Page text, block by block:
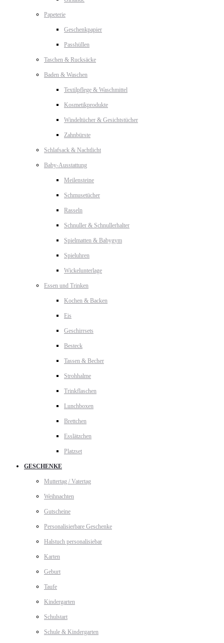
Papeterie
Geschenkpapier
Passhüllen
Taschen & Rucksäcke
Baden & Waschen
Textilpflege & Waschmittel
Kosmetikprodukte
Windeltücher & Gesichtstücher
Zahnbürste
Schlafsack & Nachtlicht
Baby-Ausstattung
Meilensteine
Schmusetücher
Rasseln
Schnuller & Schnullerhalter
Spielmatten & Babygym
Spieluhren
Wickelunterlage
Essen und Trinken
Kochen & Backen
Eis
Geschirrsets
Besteck
Tassen & Becher
Strohhalme
Trinkflaschen
Lunchboxen
Brettchen
Esslätzchen
Platzset
GESCHENKE
Muttertag / Vatertag
Weihnachten
Gutscheine
Personalisierbare Geschenke
Halstuch personalisiebar
Karten
Geburt
Taufe
Kindergarten
Schulstart
Schule & Kindergarten